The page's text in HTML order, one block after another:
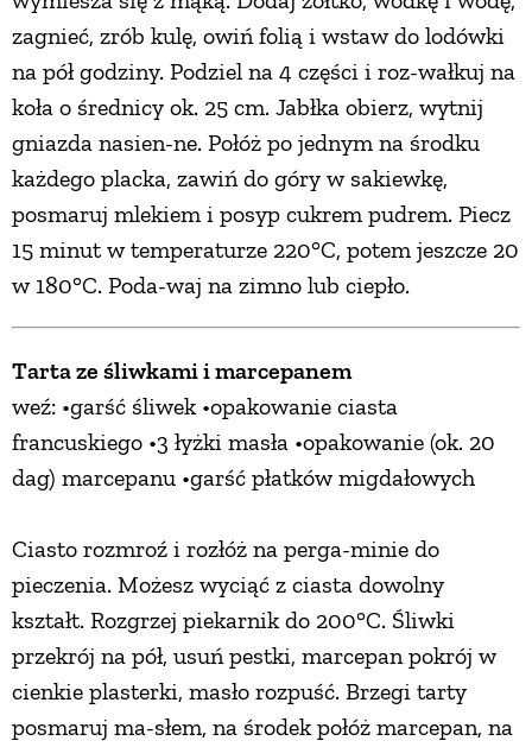
zagnieć, zrób kulę, owiń folią i wstaw do lodówki
na pół godziny. Podziel na 4 części i roz-wałkuj na
koła o średnicy ok. 25 cm. Jabłka obierz, wytnij
gniazda nasien-ne. Połóż po jednym na środku
każdego placka, zawiń do góry w sakiewkę,
posmaruj mlekiem i posyp cukrem pudrem. Piecz
15 minut w temperaturze 220°C, potem jeszcze 20
w 180°C. Poda-waj na zimno lub ciepło.
Tarta ze śliwkami i marcepanem
weź: •garść śliwek •opakowanie ciasta
francuskiego •3 łyżki masła •opakowanie (ok. 20
dag) marcepanu •garść płatków migdałowych
Ciasto rozmroź i rozłóż na perga-minie do
pieczenia. Możesz wyciąć z ciasta dowolny
kształt. Rozgrzej piekarnik do 200°C. Śliwki
przekrój na pół, usuń pestki, marcepan pokrój w
cienkie plasterki, masło rozpuść. Brzegi tarty
posmaruj ma-słem, na środek połóż marcepan, na